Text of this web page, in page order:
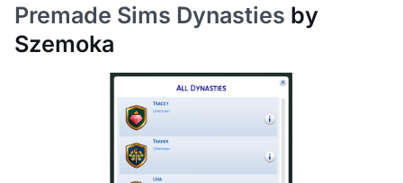
Premade Sims Dynasties by
Szemoka